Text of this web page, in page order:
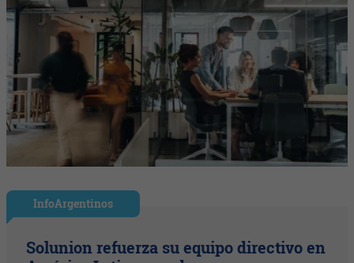
InfoArgentinos
Solunion refuerza su equipo directivo en